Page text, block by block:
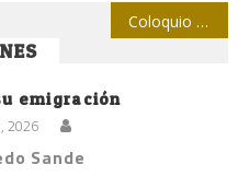
Coloquio por mejor radio en Holguín
emigración
2026
Sande